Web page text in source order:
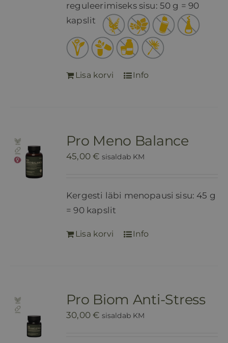
reguleerimiseks sisu: 50 g = 90
kapslit
Lisa korvi Info
Pro Meno Balance
45,00€ sisaldab KM
Kergesti läbi menopausi sisu: 45 g
= 90 kapslit
Lisa korvi Info
Pro Biom Anti-Stress
30,00€ sisaldab KM